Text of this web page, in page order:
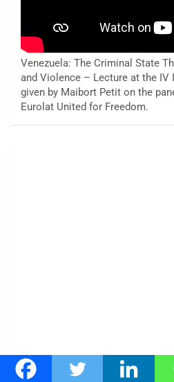
Venezuela: The Criminal State
and Violence – Lecture at the IV
given by Maibort Petit on the
Eurolat United for Freedom.